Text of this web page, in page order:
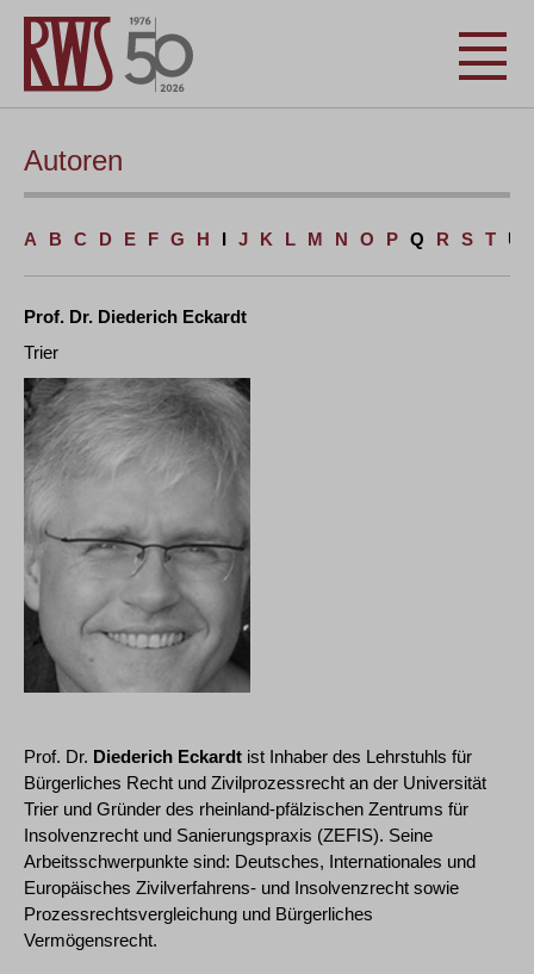
Autoren
A B C D E F G H I J K L M N O P Q R S T U
Prof. Dr. Diederich Eckardt
Trier
Prof. Dr. Diederich Eckardt ist Inhaber des Lehrstuhls für
Bürgerliches Recht und Zivilprozessrecht an der Universität
Trier und Gründer des rheinland-pfälzischen Zentrums für
Insolvenzrecht und Sanierungspraxis (ZEFIS). Seine
Arbeitsschwerpunkte sind: Deutsches, Internationales und
Europäisches Zivilverfahrens- und Insolvenzrecht sowie
Prozessrechtsvergleichung und Bürgerliches
Vermögensrecht.